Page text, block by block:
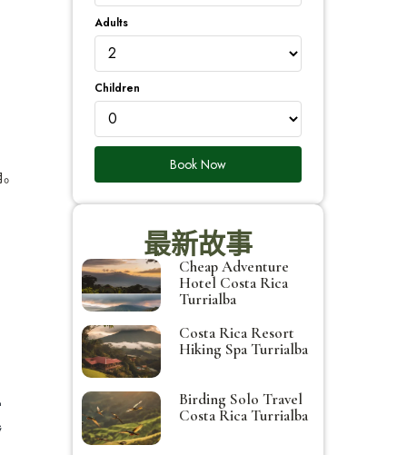
Adults
Children
Book Now
最新故事
Cheap Adventure
Hotel Costa Rica
Turrialba
Costa Rica Resort
Hiking Spa Turrialba
Birding Solo Travel
Costa Rica Turrialba